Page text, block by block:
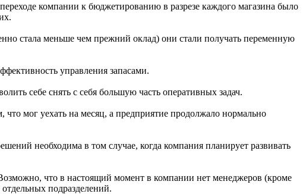
компании к бюджетированию в разрезе каждого магазина было
стала меньше чем прежний оклад) они стали получать переменную
управления запасами.
себе снять с себя большую часть оперативных задач.
мог уехать на месяц, а предприятие продолжало нормально
необходима в том случае, когда компания планирует развивать
что в настоящий момент в компании нет менеджеров (кроме
подразделений.